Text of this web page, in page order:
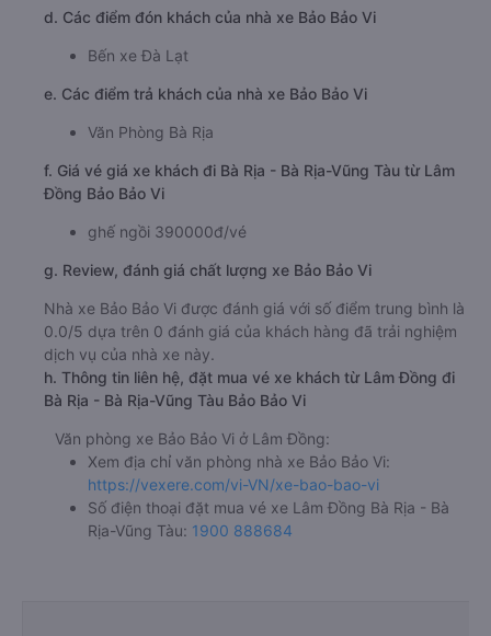
d. Các điểm đón khách của nhà xe Bảo Bảo Vi
Bến xe Đà Lạt
e. Các điểm trả khách của nhà xe Bảo Bảo Vi
Văn Phòng Bà Rịa
f. Giá vé giá xe khách đi Bà Rịa - Bà Rịa-Vũng Tàu từ Lâm
Đồng Bảo Bảo Vi
ghế ngồi 390000đ/vé
g. Review, đánh giá chất lượng xe Bảo Bảo Vi
Nhà xe Bảo Bảo Vi được đánh giá với số điểm trung bình là
0.0/5 dựa trên 0 đánh giá của khách hàng đã trải nghiệm
dịch vụ của nhà xe này.
h. Thông tin liên hệ, đặt mua vé xe khách từ Lâm Đồng đi
Bà Rịa - Bà Rịa-Vũng Tàu Bảo Bảo Vi
Văn phòng xe Bảo Bảo Vi ở Lâm Đồng:
Xem địa chỉ văn phòng nhà xe Bảo Bảo Vi:
https://vexere.com/vi-VN/xe-bao-bao-vi
Số điện thoại đặt mua vé xe Lâm Đồng Bà Rịa - Bà
Rịa-Vũng Tàu: 1900 888684